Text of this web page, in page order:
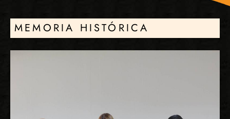
MEMORIA HISTÓRICA